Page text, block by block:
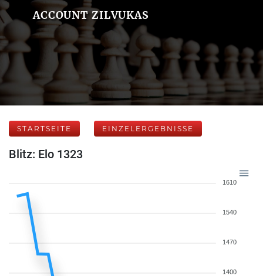
ACCOUNT ZILVUKAS
STARTSEITE EINZELERGEBNISSE
Blitz: Elo 1323
1610
1540
1470
1400